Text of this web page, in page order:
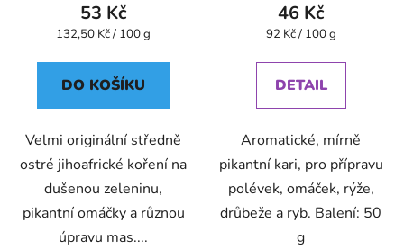
53 Kč
Měrná
132,50 Kč / 100 g
DO KOŠÍKU
Velmi originální středně
ostré jihoafrické koření na
dušenou zeleninu,
pikantní omáčky a různou
úpravu mas....
46 Kč
Měrná
92 Kč / 100 g
DETAIL
Aromatické, mírně
pikantní kari, pro přípravu
polévek, omáček, rýže,
drůbeže a ryb. Balení: 50
g